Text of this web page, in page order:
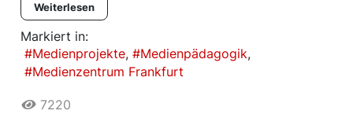
Weiterlesen
Markiert in:
Medienprojekte
Medienpädagogik
Medienzentrum Frankfurt
7220